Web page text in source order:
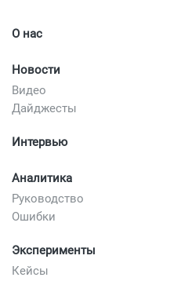
О нас
Новости
Видео
Дайджесты
Интервью
Аналитика
Руководство
Ошибки
Эксперименты
Кейсы